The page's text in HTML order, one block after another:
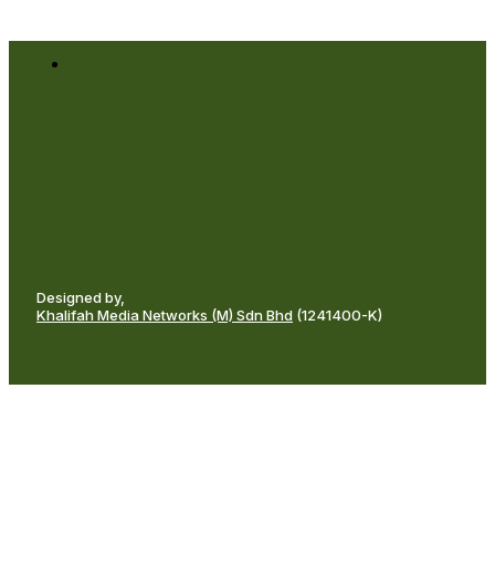
Designed by,
Khalifah Media Networks (M) Sdn Bhd (1241400-K)